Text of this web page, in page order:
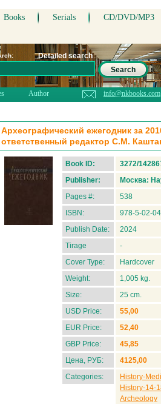
Books Serials CD/DVD/MP3
Detailed search
Search
Author info@nkbooks.com
Археографический ежегодник за
ответственный редактор С.М.
Book ID:
3272/
Publisher:
Москва:
Pages #:
538
ISBN:
978-5-02-
Publish Date:
2024
Tirage
-
Cover Type:
Hardcover
Weight:
1,005 kg.
Size:
25 cm.
USD Price:
55,00
EUR Price:
52,40
GBP Price:
45,85
Цена, РУБ:
4125,00
Categories:
History-
History-14-
Archeology